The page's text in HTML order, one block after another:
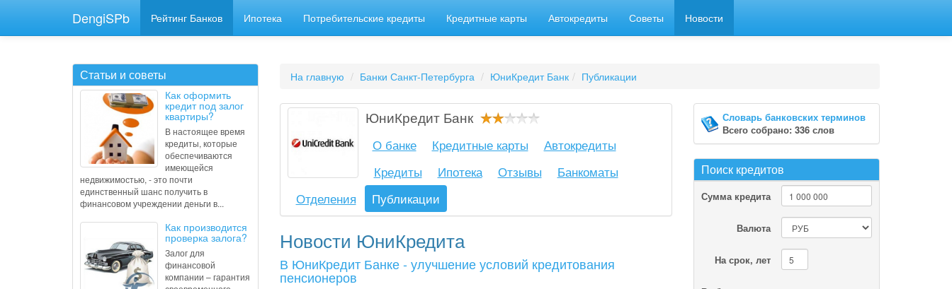
DengiSPb Рейтинг Банков Ипотека Потребительские кредиты Кредитные карты Автокредиты Советы Новости
Статьи и советы
Как оформить
кредит под залог
квартиры?
В настоящее время
кредиты, которые
обеспечиваются
имеющейся
недвижимостью, - это почти
единственный шанс получить в
финансовом учреждении деньги в...
Как производится
проверка залога?
Залог для
финансовой
компании – гарантия
На главную Банки Санкт-Петербурга ЮниКредит Банк Публикации
ЮниКредит Банк
О банке Кредитные карты
Автокредиты
Кредиты
Ипотека Отзывы
Банкоматы
Отделения
Публикации
Новости ЮниКредита
В ЮниКредит Банке - улучшение условий кредитования
пенсионеров
Словарь банковских терминов
Всего собрано: 336 слов
Поиск кредитов
Сумма кредита
Валюта
На срок, лет